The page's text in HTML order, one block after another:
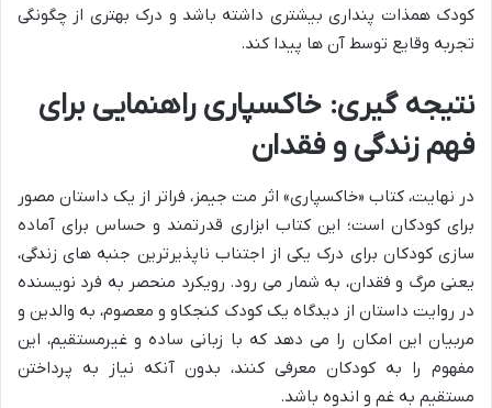
کودک همذات پنداری بیشتری داشته باشد و درک بهتری از چگونگی
تجربه وقایع توسط آن ها پیدا کند.
نتیجه گیری: خاکسپاری راهنمایی برای
فهم زندگی و فقدان
در نهایت، کتاب «خاکسپاری» اثر مت جیمز، فراتر از یک داستان مصور
برای کودکان است؛ این کتاب ابزاری قدرتمند و حساس برای آماده
سازی کودکان برای درک یکی از اجتناب ناپذیرترین جنبه های زندگی،
یعنی مرگ و فقدان، به شمار می رود. رویکرد منحصر به فرد نویسنده
در روایت داستان از دیدگاه یک کودک کنجکاو و معصوم، به والدین و
مربیان این امکان را می دهد که با زبانی ساده و غیرمستقیم، این
مفهوم را به کودکان معرفی کنند، بدون آنکه نیاز به پرداختن
مستقیم به غم و اندوه باشد.